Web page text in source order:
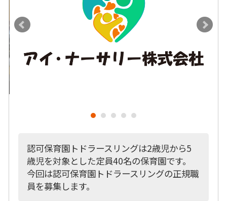
認可保育園トドラースリングは2歳児から5
歳児を対象とした定員40名の保育園です。
今回は認可保育園トドラースリングの正規職
員を募集します。